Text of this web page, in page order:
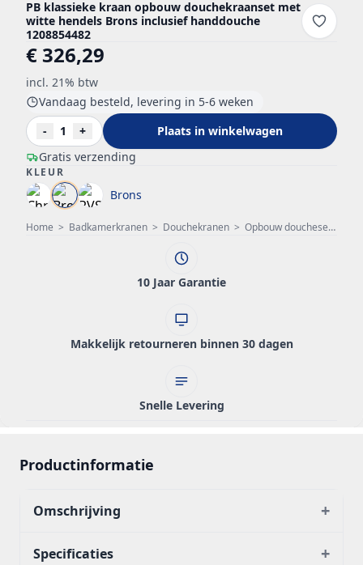
Home > Badkamerkranen > Douchekranen > Opbouw doucheset
PB klassieke kraan opbouw douchekraanset met
witte hendels Brons inclusief handdouche
1208854482
€ 326,29
incl. 21% btw
Gratis verzending
Vandaag besteld, levering in 5-6 weken
-
1 + Plaats in winkelwagen
KLEUR
Brons
10 Jaar Garantie
Makkelijk retourneren binnen 30 dagen
Snelle Levering
Productinformatie
Omschrijving +
Specificaties +